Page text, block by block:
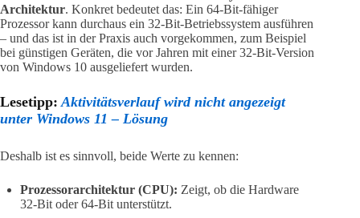
Architektur. Konkret bedeutet das: Ein 64-Bit-fähiger
Prozessor kann durchaus ein 32-Bit-Betriebssystem ausführen
– und das ist in der Praxis auch vorgekommen, zum Beispiel
bei günstigen Geräten, die vor Jahren mit einer 32-Bit-Version
von Windows 10 ausgeliefert wurden.
Lesetipp: Aktivitätsverlauf wird nicht angezeigt
unter Windows 11 – Lösung
Deshalb ist es sinnvoll, beide Werte zu kennen:
Prozessorarchitektur (CPU): Zeigt, ob die Hardware
32-Bit oder 64-Bit unterstützt.